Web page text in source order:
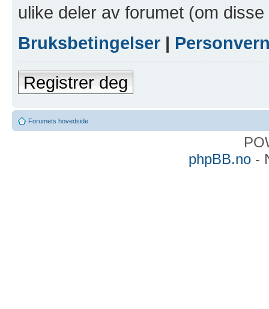
ulike deler av forumet (om
Bruksbetingelser |
Registrer deg
Forumets hovedside
phpBB.no-